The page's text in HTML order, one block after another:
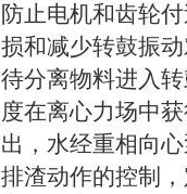
防止电机和齿轮
损和减少转鼓振
待分离物料进入
度在离心力场中
出，水经重相向
排渣动作的控制